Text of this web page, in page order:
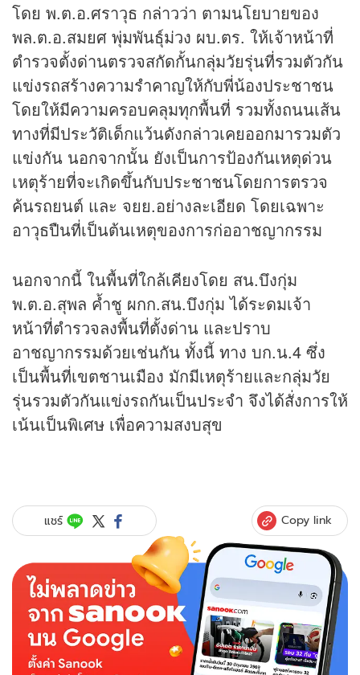
โดย พ.ต.อ.ศราวุธ กล่าวว่า ตามนโยบายของ
พล.ต.อ.สมยศ พุ่มพันธุ์ม่วง ผบ.ตร. ให้เจ้าหน้าที่
ตำรวจตั้งด่านตรวจสกัดกั้นกลุ่มวัยรุ่นที่รวมตัวกัน
แข่งรถสร้างความรำคาญให้กับพี่น้องประชาชน
โดยให้มีความครอบคลุมทุกพื้นที่ รวมทั้งถนนเส้น
ทางที่มีประวัติเด็กแว้นดังกล่าวเคยออกมารวมตัว
แข่งกัน นอกจากนั้น ยังเป็นการป้องกันเหตุด่วน
เหตุร้ายที่จะเกิดขึ้นกับประชาชนโดยการตรวจ
ค้นรถยนต์ และ จยย.อย่างละเอียด โดยเฉพาะ
อาวุธปืนที่เป็นต้นเหตุของการก่ออาชญากรรม
นอกจากนี้ ในพื้นที่ใกล้เคียงโดย สน.บึงกุ่ม
พ.ต.อ.สุพล ค้ำชู ผกก.สน.บึงกุ่ม ได้ระดมเจ้า
หน้าที่ตำรวจลงพื้นที่ตั้งด่าน และปราบ
อาชญากรรมด้วยเช่นกัน ทั้งนี้ ทาง บก.น.4 ซึ่ง
เป็นพื้นที่เขตชานเมือง มักมีเหตุร้ายและกลุ่มวัย
รุ่นรวมตัวกันแข่งรถกันเป็นประจำ จึงได้สั่งการให้
เน้นเป็นพิเศษ เพื่อความสงบสุข
แชร์ Copy link